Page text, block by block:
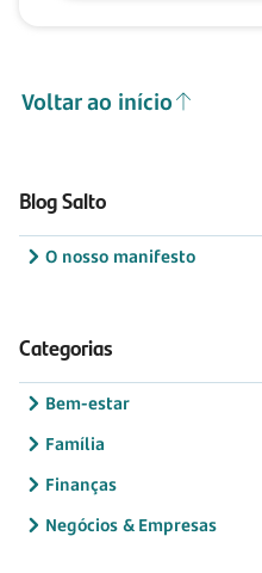
Voltar ao início
Blog Salto
O nosso manifesto
Categorias
Bem-estar
Família
Finanças
Negócios & Empresas